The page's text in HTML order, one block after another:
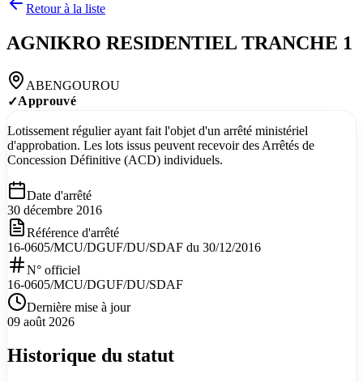
Retour à la liste
AGNIKRO RESIDENTIEL TRANCHE 1
ABENGOUROU
✓Approuvé
Lotissement régulier ayant fait l'objet d'un arrêté ministériel
d'approbation. Les lots issus peuvent recevoir des Arrêtés de
Concession Définitive (ACD) individuels.
Date d'arrêté
30 décembre 2016
Référence d'arrêté
16-0605/MCU/DGUF/DU/SDAF du 30/12/2016
N° officiel
16-0605/MCU/DGUF/DU/SDAF
Dernière mise à jour
09 août 2026
Historique du statut